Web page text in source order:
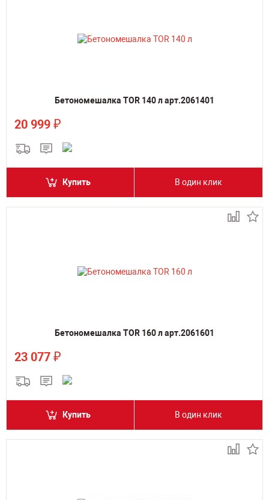
Бетономешалка TOR 140 л арт.2061401
20 999 ₽
Купить В один клик
Бетономешалка TOR 160 л арт.2061601
23 077 ₽
Купить В один клик